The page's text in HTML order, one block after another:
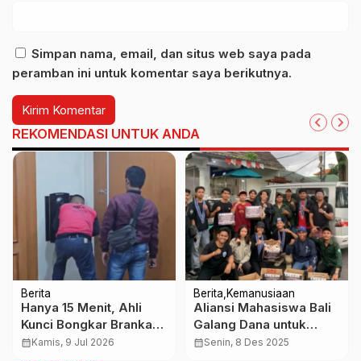
Simpan nama, email, dan situs web saya pada
peramban ini untuk komentar saya berikutnya.
REKOMENDASI UNTUK ANDA
Berita
Hanya 15 Menit, Ahli
Kunci Bongkar Brankas
Rahasia di Sentul! Polisi
calendar_monthKamis, 9 Jul 2026
Berita Kemanusiaan
Aliansi Mahasiswa Bali
Galang Dana untuk
Korban Bencana
calendar_monthSenin, 8 Des 2025